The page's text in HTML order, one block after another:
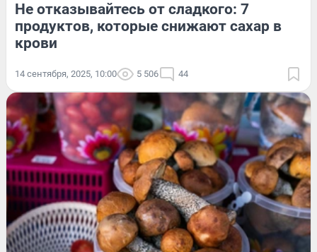
Не отказывайтесь от сладкого: 7
продуктов, которые снижают сахар в
крови
14 сентября, 2025, 10:00 5 506 44